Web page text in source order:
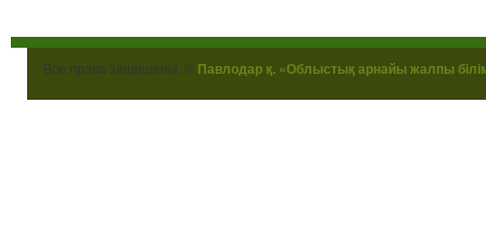
Все права защищены. © Павлодар қ. «Облыстық арнайы жалпы